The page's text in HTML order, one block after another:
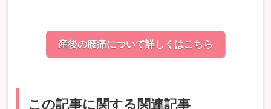
産後の腰痛について詳しくはこちら
この記事に関する関連記事